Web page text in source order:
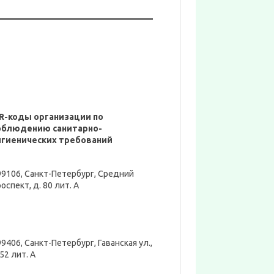
коды организации по
санитарно-
требований
Санкт-Петербург, Средний
д. 80 лит. А
Санкт-Петербург, Гаванская ул.,
лит. А